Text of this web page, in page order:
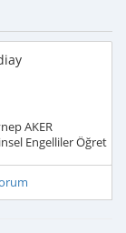
AKER
Engelliler